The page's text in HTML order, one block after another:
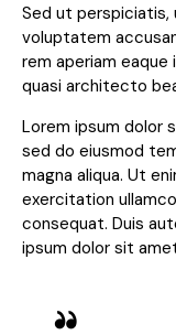
Sed ut perspiciatis,
voluptatem
rem aperiam
quasi architecto
Lorem ipsum dolor
sed do eiusmod
magna aliqua. Ut
exercitation
consequat. Duis
ipsum dolor sit